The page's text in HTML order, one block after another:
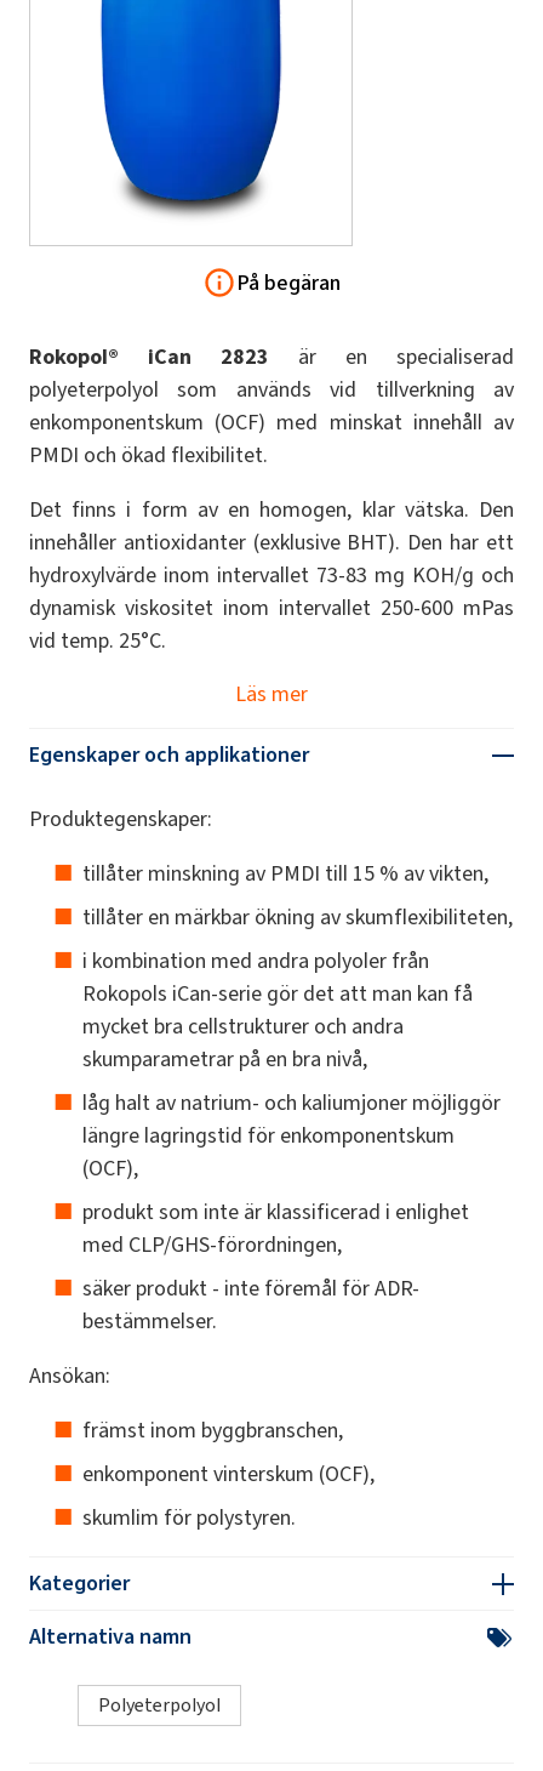
På begäran
Rokopol® iCan 2823 är en specialiserad
polyeterpolyol som används vid tillverkning av
enkomponentskum (OCF) med minskat innehåll av
PMDI och ökad flexibilitet.
Det finns i form av en homogen, klar vätska. Den
innehåller antioxidanter (exklusive BHT). Den har ett
hydroxylvärde inom intervallet 73-83 mg KOH/g och
dynamisk viskositet inom intervallet 250-600 mPas
vid temp. 25°C.
Läs mer
Egenskaper och applikationer
Produktegenskaper:
tillåter minskning av PMDI till 15 % av vikten,
tillåter en märkbar ökning av skumflexibiliteten,
i kombination med andra polyoler från
Rokopols iCan-serie gör det att man kan få
mycket bra cellstrukturer och andra
skumparametrar på en bra nivå,
låg halt av natrium- och kaliumjoner möjliggör
längre lagringstid för enkomponentskum
(OCF),
produkt som inte är klassificerad i enlighet
med CLP/GHS-förordningen,
säker produkt - inte föremål för ADR-
bestämmelser.
Ansökan:
främst inom byggbranschen,
enkomponent vinterskum (OCF),
skumlim för polystyren.
Kategorier
Alternativa namn
Polyeterpolyol